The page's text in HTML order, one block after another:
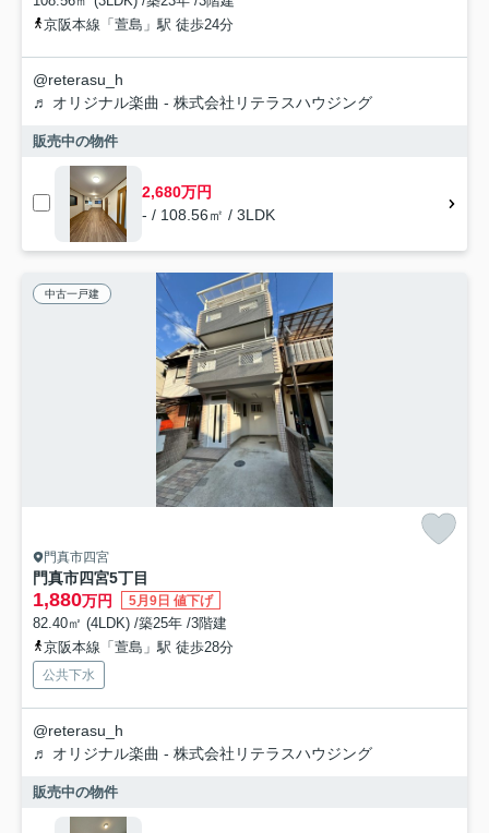
京阪本線「萱島」駅 徒歩24分
@reterasu_h
♬ オリジナル楽曲 - 株式会社リテラスハウジング
販売中の物件
2,680万円
- / 108.56㎡ / 3LDK
中古一戸建
門真市四宮
門真市四宮5丁目
1,880万円 5月9日 値下げ
82.40㎡ (4LDK) /築25年 /3階建
京阪本線「萱島」駅 徒歩28分
公共下水
@reterasu_h
♬ オリジナル楽曲 - 株式会社リテラスハウジング
販売中の物件